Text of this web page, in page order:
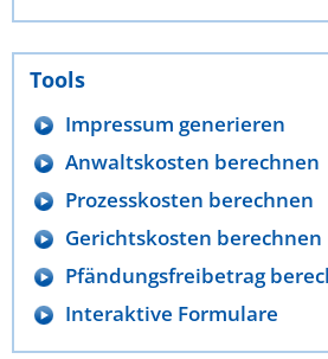
Tools
Impressum generieren
Anwaltskosten berechnen
Prozesskosten berechnen
Gerichtskosten berechnen
Pfändungsfreibetrag
Interaktive Formulare